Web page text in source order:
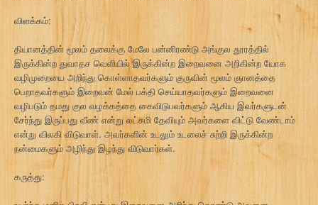
விளக்கம்:
தியானத்தின் மூலம் தலைக்கு மேலே பன்னிரண்டு அங்குல தூரத்தில்
இருக்கின்ற துவாதச வெளியில் இருக்கின்ற இறைவனை அறிகின்ற யோக
வழிமுறையை அறிந்து கொள்ளாதவர்களும் குருவின் மூலம் ஞானத்தை
பெறாதவர்களும் இறைவன் மேல் பக்தி செய்யாதவர்களும் இறைவனை
வழிபடும் தமது குல வழக்கத்தை கைவிடுபவர்களும் ஆகிய இவர்களுடன்
சேர்ந்து இருப்பது வீண் என்று லட்சுமி தேவியும் அவர்களை விட்டு வேண்டாம்
என்று விலகி விடுவாள். அவர்களின் உடலும் உடலைச் சுற்றி இருக்கின்ற
நன்மைகளும் அழிந்து இழந்து விடுவார்கள்.
கருத்து: